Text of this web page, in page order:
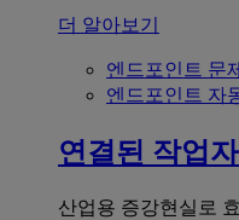
더 알아보기
엔드포인트 문
엔드포인트 자
연결된 작업자
산업용 증강현실로